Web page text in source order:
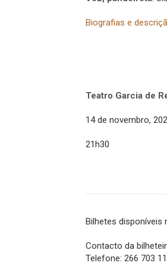
Biografias e
Teatro Garcia de
14 de novembro,
21h30
Bilhetes disponíveis
Contacto da
Telefone: 266 703